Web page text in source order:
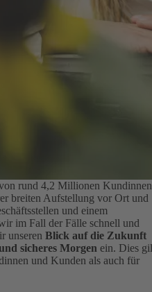
rund 4,2 Millionen Kundinnen
breiten Aufstellung vor Ort und
und einem
im Fall der Fälle schnell und
unseren Blick auf die Zukunft
sicheres Morgen ein. Dies
und Kunden als auch für